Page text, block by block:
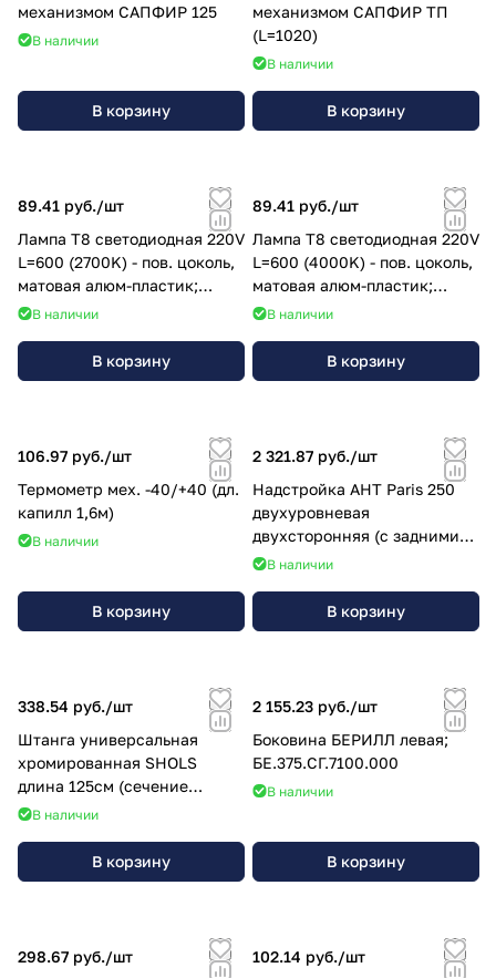
механизмом САПФИР 125
В наличии
В корзину
механизмом САПФИР ТП
(L=1020)
В наличии
В корзину
89.41 руб./шт
Лампа Т8 светодиодная 220V
L=600 (2700K) - пов. цоколь,
матовая алюм-пластик;
ХХ.000.ХХ.4133.221
В наличии
В корзину
89.41 руб./шт
Лампа Т8 светодиодная 220V
L=600 (4000K) - пов. цоколь,
матовая алюм-пластик;
ХХ.000.ХХ.4133.201
В наличии
В корзину
106.97 руб./шт
Термометр мех. -40/+40 (дл.
капилл 1,6м)
В наличии
В корзину
2 321.87 руб./шт
Надстройка AHT Paris 250
двухуровневая
двухсторонняя (с задними
панелями);
В наличии
В корзину
338.54 руб./шт
Штанга универсальная
хромированная SHOLS
длина 125см (сечение
30*15мм; толщина 2мм);
В наличии
В корзину
2 155.23 руб./шт
Боковина БЕРИЛЛ левая;
БЕ.375.СГ.7100.000
В наличии
В корзину
298.67 руб./шт
102.14 руб./шт